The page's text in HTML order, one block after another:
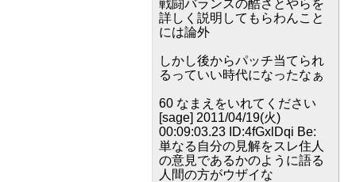
戦闘バランスの酷さとやらを
詳しく説明してもらわんこと
には論外
しかし後からパッチ当てられ
るっていい時代になったなぁ
60 なまえをいれてください
[sage] 2011/04/19(火)
00:09:03.23 ID:4fGxlDqi Be:
単なる自分の見解をスレ住人
の意見であるかのように語る
人間の方がウザイな